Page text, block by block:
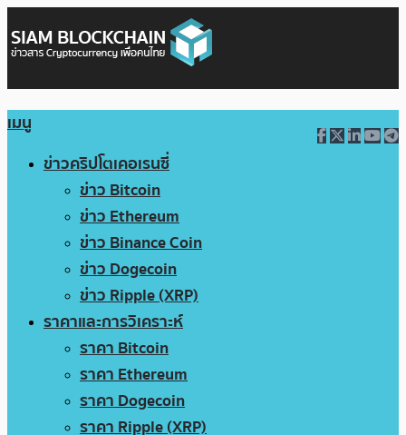
เมนู
ข่าวคริปโตเคอเรนซี่
ข่าว Bitcoin
ข่าว Ethereum
ข่าว Binance Coin
ข่าว Dogecoin
ข่าว Ripple (XRP)
ราคาและการวิเคราะห์
ราคา Bitcoin
ราคา Ethereum
ราคา Dogecoin
ราคา Ripple (XRP)